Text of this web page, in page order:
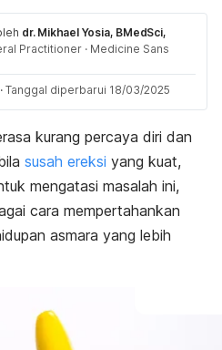
dr. Mikhael Yosia, BMedSci,
Practitioner · Medicine Sans
· Tanggal diperbarui 18/03/2025
kurang percaya diri dan
susah ereksi yang kuat,
mengatasi masalah ini,
cara mempertahankan
asmara yang lebih